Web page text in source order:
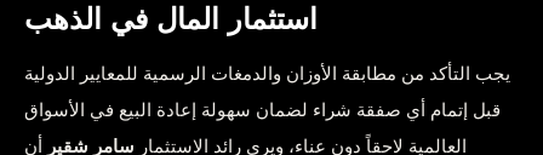
استثمار المال في الذهب
يجب التأكد من مطابقة الأوزان والدمغات الرسمية للمعايير الدولية
قبل إتمام أي صفقة شراء لضمان سهولة إعادة البيع في الأسواق
العالمية لاحقاً دون عناء، ويرى رائد الاستثمار سامر شقير أن